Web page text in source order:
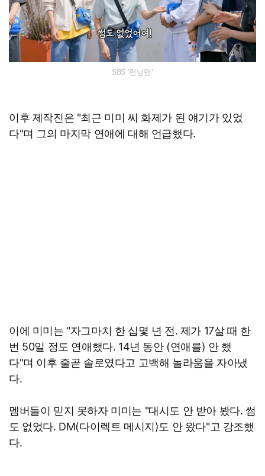
SBS '런닝맨'
이후 제작진은 "최근 미미 씨 화제가 된 얘기가 있었
다"며 그의 마지막 연애에 대해 언급했다.
이에 미미는 "자그마치 한 십몇 년 전. 제가 17살 때 한
번 50일 정도 연애했다. 14년 동안 (연애를) 안 했
다"며 이후 줄곧 솔로였다고 고백해 놀라움을 자아냈
다.
멤버들이 믿지 못하자 미미는 "대시도 안 받아 봤다. 썸
도 없었다. DM(다이렉트 메시지)도 안 왔다"고 강조했
다.